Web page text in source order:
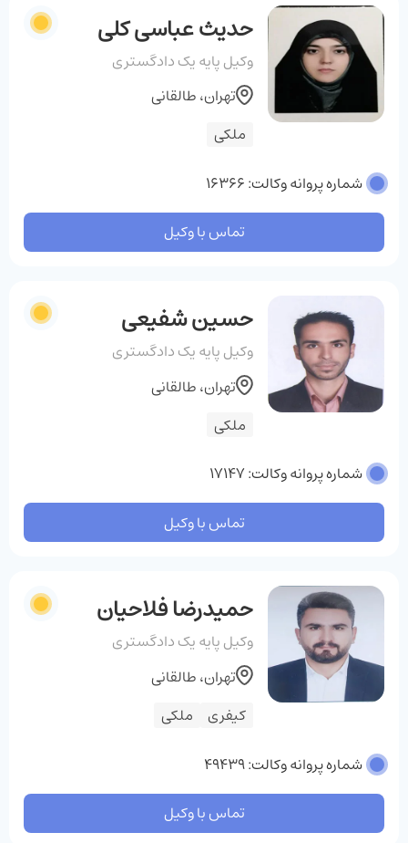
حدیث عباسی کلی
وکیل پایه یک دادگستری
ملکی
تهران، طالقانی
شماره پروانه وکالت: 16366
تماس با وکیل
حسین شفیعی
وکیل پایه یک دادگستری
ملکی
تهران، طالقانی
شماره پروانه وکالت: 17147
تماس با وکیل
حمیدرضا فلاحیان
وکیل پایه یک دادگستری
کیفری ملکی
تهران، طالقانی
شماره پروانه وکالت: 49439
تماس با وکیل